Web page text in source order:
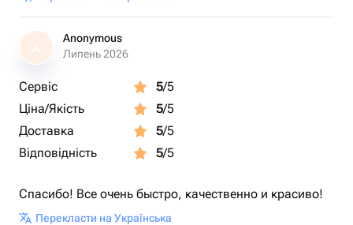
A
Anonymous
Липень 2026
Сервіс 5/5
Ціна/Якість
5/5
Доставка
5/5
Відповідність
5/5
Спасибо! Все очень быстро, качественно и красиво!
Перекласти на Українська